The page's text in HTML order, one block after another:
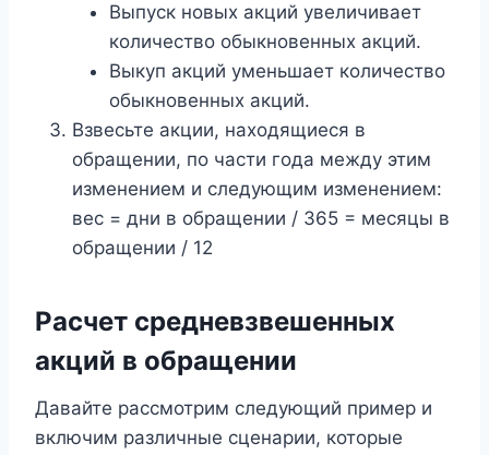
Выпуск новых акций увеличивает
количество обыкновенных акций.
Выкуп акций уменьшает количество
обыкновенных акций.
Взвесьте акции, находящиеся в
обращении, по части года между этим
изменением и следующим изменением:
вес = дни в обращении / 365 = месяцы в
обращении / 12
Расчет средневзвешенных
акций в обращении
Давайте рассмотрим следующий пример и
включим различные сценарии, которые